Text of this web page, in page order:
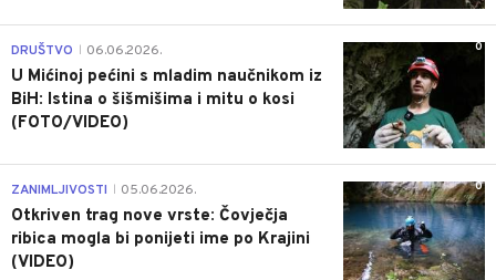
0
DRUŠTVO 06.06.2026.
U Mićinoj pećini s mladim naučnikom iz
BiH: Istina o šišmišima i mitu o kosi
(FOTO/VIDEO)
0
ZANIMLJIVOSTI 05.06.2026.
Otkriven trag nove vrste: Čovječja
ribica mogla bi ponijeti ime po Krajini
(VIDEO)